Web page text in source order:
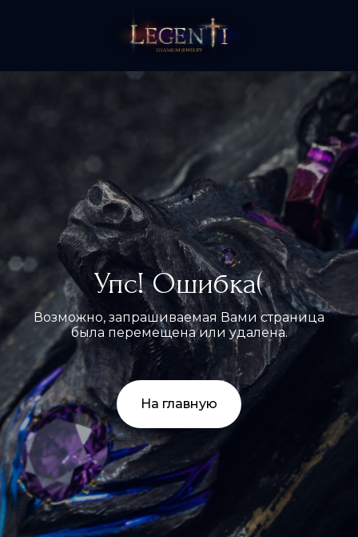
Упс! Ошибка(
Возможно, запрашиваемая Вами страница
была перемещена или удалена.
На главную